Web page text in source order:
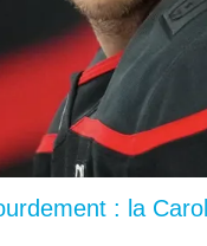
: la